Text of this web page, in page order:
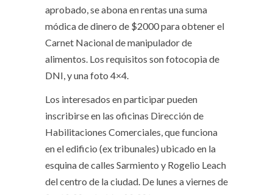
aprobado, se abona en rentas una suma
módica de dinero de $2000 para obtener el
Carnet Nacional de manipulador de
alimentos. Los requisitos son fotocopia de
DNI, y una foto 4×4.
Los interesados en participar pueden
inscribirse en las oficinas Dirección de
Habilitaciones Comerciales, que funciona
en el edificio (ex tribunales) ubicado en la
esquina de calles Sarmiento y Rogelio Leach
del centro de la ciudad. De lunes a viernes de